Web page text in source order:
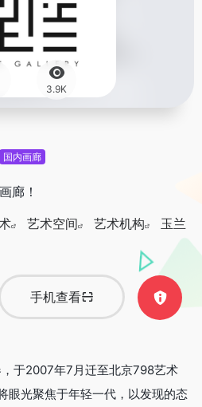
3.9K
国内画廊
廊！
艺术空间 艺术机构
玉兰
手机查看
于2007年7月迁至北京798艺术
眼光聚焦于年轻一代，以发现的态